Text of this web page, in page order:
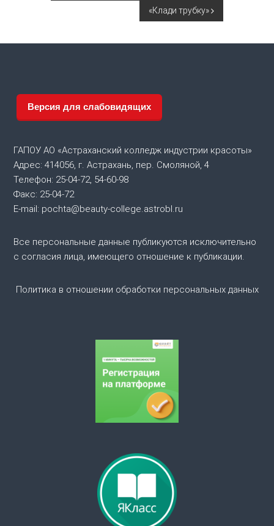
в
г
а
ц
и
я
о
з
«Клади трубку»
Версия для слабовидящих
ГАПОУ АО «Астраханский колледж индустрии красоты»
Адрес: 414056, г. Астрахань, пер. Смоляной, 4
Телефон: 25-04-72, 54-60-98
Факс: 25-04-72
E-mail: pochta@beauty-college.astrobl.ru
Все персональные данные публикуются исключительно
с согласия лица, имеющего отношение к публикации.
Политика в отношении обработки персональных данных